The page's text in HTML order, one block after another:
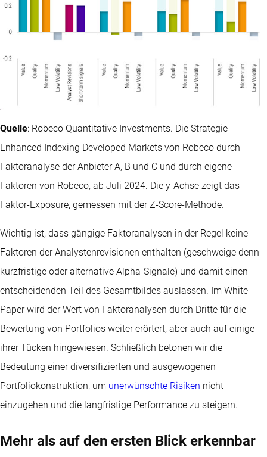
Quelle: Robeco Quantitative Investments. Die Strategie
Enhanced Indexing Developed Markets von Robeco durch
Faktoranalyse der Anbieter A, B und C und durch eigene
Faktoren von Robeco, ab Juli 2024. Die y-Achse zeigt das
Faktor-Exposure, gemessen mit der Z-Score-Methode.
Wichtig ist, dass gängige Faktoranalysen in der Regel keine
Faktoren der Analystenrevisionen enthalten (geschweige denn
kurzfristige oder alternative Alpha-Signale) und damit einen
entscheidenden Teil des Gesamtbildes auslassen. Im White
Paper wird der Wert von Faktoranalysen durch Dritte für die
Bewertung von Portfolios weiter erörtert, aber auch auf einige
ihrer Tücken hingewiesen. Schließlich betonen wir die
Bedeutung einer diversifizierten und ausgewogenen
Portfoliokonstruktion, um unerwünschte Risiken nicht
einzugehen und die langfristige Performance zu steigern.
Mehr als auf den ersten Blick erkennbar